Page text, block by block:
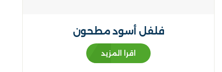
فلفل أسود مطحون
اقرا المزيد